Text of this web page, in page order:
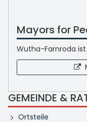
Mayors for
Wutha-Farnroda
GEMEINDE &
Ortsteile